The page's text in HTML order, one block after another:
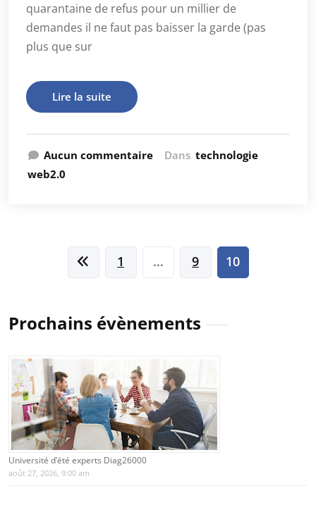
quarantaine de refus pour un millier de
demandes il ne faut pas baisser la garde (pas
plus que sur
Lire la suite
Aucun commentaire Dans technologie
web2.0
Pagination
publications
1 … 9 10
Prochains évènements
Université d’été experts Diag26000
août 27, 2026, 9:00 am